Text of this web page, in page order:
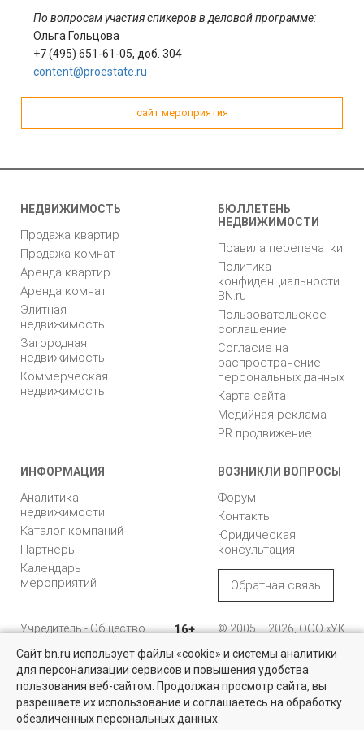
По вопросам участия спикеров в деловой программе:
Ольга Гольцова
+7 (495) 651-61-05, доб. 304
content@proestate.ru
сайт мероприятия
НЕДВИЖИМОСТЬ
Продажа квартир
Продажа комнат
Аренда квартир
Аренда комнат
Элитная
недвижимость
Загородная
недвижимость
Коммерческая
недвижимость
БЮЛЛЕТЕНЬ
НЕДВИЖИМОСТИ
Правила перепечатки
Политика
конфиденциальности
BN.ru
Пользовательское
соглашение
Согласие на
распространение
персональных данных
Карта сайта
Медийная реклама
PR продвижение
ИНФОРМАЦИЯ
Аналитика
недвижимости
Каталог компаний
Партнеры
Календарь
мероприятий
ВОЗНИКЛИ ВОПРОСЫ
Форум
Контакты
Юридическая
консультация
Обратная связь
Учредитель - Общество
ответственностью
"Управляющая
компания "Бюллетень
недвижимости"
16+
© 2005 – 2026, ООО «УК
196105, Санкт-
Петербург, пр. Юрия
Гагарина, 1
8 (812) 331-93-56
Сайт bn.ru использует файлы «cookie» и системы аналитики
для персонализации сервисов и повышения удобства
пользования веб-сайтом. Продолжая просмотр сайта, вы
разрешаете их использование и соглашаетесь на обработку
обезличенных персональных данных.